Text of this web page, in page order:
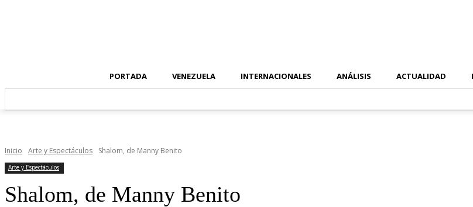
PORTADA VENEZUELA INTERNACIONALES ANÁLISIS ACTUALIDAD
Inicio Arte y Espectáculos Shalom, de Manny Benito
Arte y Espectáculos
Shalom, de Manny Benito